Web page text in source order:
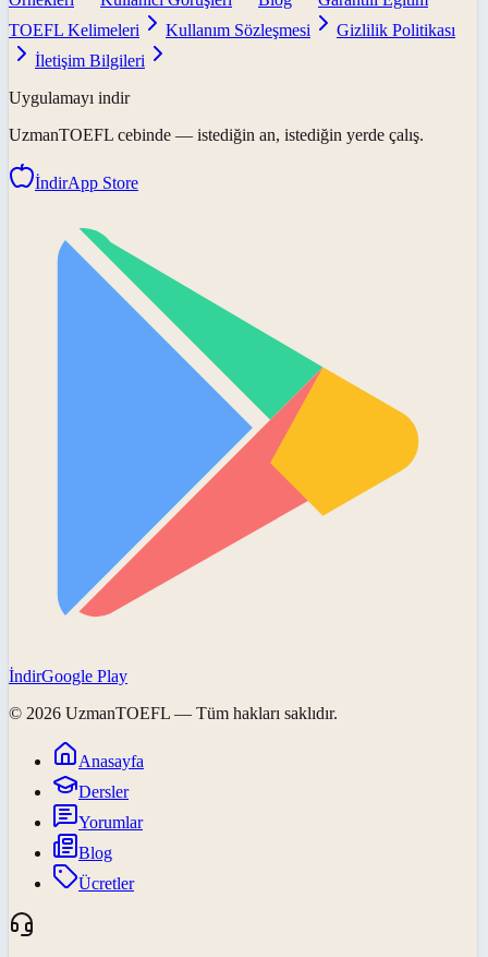
TOEFL Kelimeleri
Kullanım Sözleşmesi
Gizlilik Politikası
İletişim Bilgileri
Uygulamayı indir
UzmanTOEFL cebinde — istediğin an, istediğin yerde çalış.
İndirApp Store
İndirGoogle Play
© 2026 UzmanTOEFL — Tüm hakları saklıdır.
Anasayfa
Dersler
Yorumlar
Blog
Ücretler